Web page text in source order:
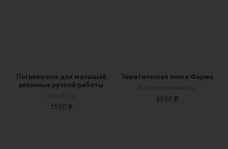
Погремушки для малышей
вязанные ручной работы
Пом Пон
1500 ₽
Тематическая книга Ферма
Беби-развивашка
6500 ₽